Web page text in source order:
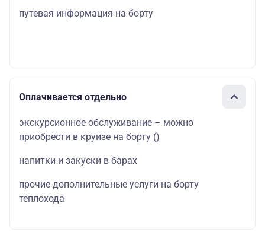
путевая информация на борту
Оплачивается отдельно
экскурсионное обслуживание – можно
приобрести в круизе на борту ()
напитки и закуски в барах
прочие дополнительные услуги на борту
теплохода